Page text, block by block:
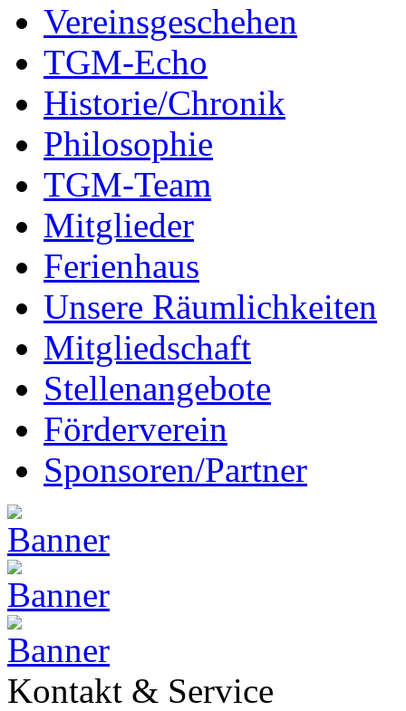
Vereinsgeschehen
TGM-Echo
Historie/Chronik
Philosophie
TGM-Team
Mitglieder
Ferienhaus
Unsere Räumlichkeiten
Mitgliedschaft
Stellenangebote
Förderverein
Sponsoren/Partner
Kontakt & Service